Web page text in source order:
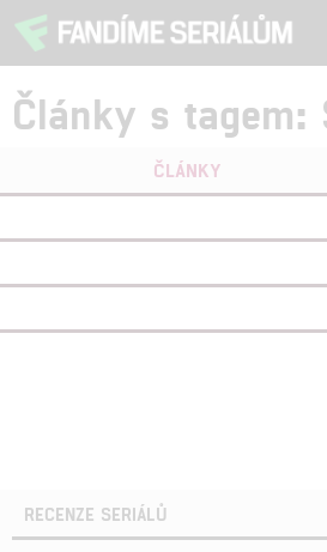
Články s tagem:
ČLÁNKY
RECENZE SERIÁLŮ